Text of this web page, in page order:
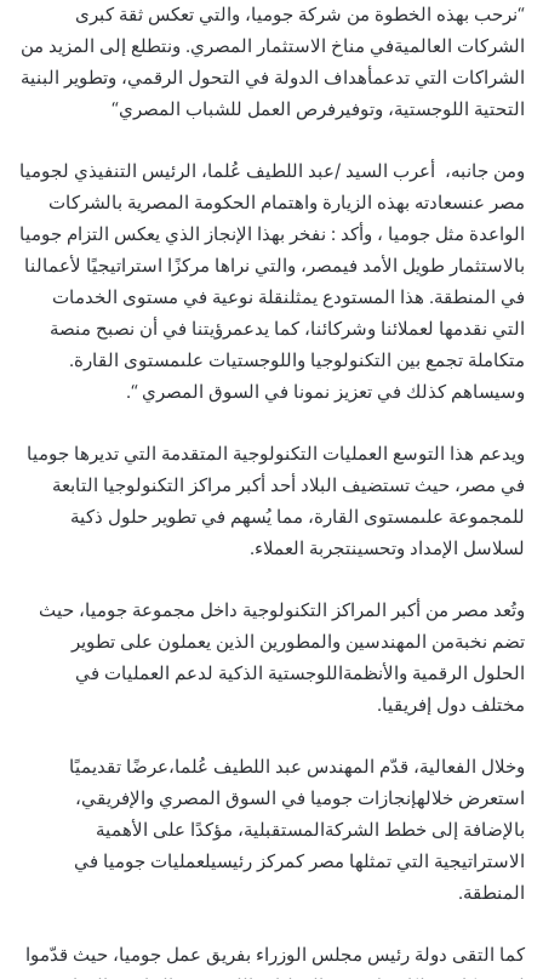
“نرحب بهذه الخطوة من شركة جوميا، والتي تعكس ثقة كبرى
الشركات العالميةفي مناخ الاستثمار المصري. ونتطلع إلى المزيد من
الشراكات التي تدعمأهداف الدولة في التحول الرقمي، وتطوير البنية
التحتية اللوجستية، وتوفير فرص العمل للشباب المصري“
ومن جانبه، أعرب السيد /عبد اللطيف علما، الرئيس التنفيذي لجوميا
مصر عنسعادته بهذه الزيارة واهتمام الحكومة المصرية بالشركات
الواعدة مثل جوميا ، وأكد : نفخر بهذا الإنجاز الذي يعكس التزام جوميا
بالاستثمار طويل الأمد فيمصر ، والتي نراها مركزا استراتيجيا لأعمالنا
في المنطقة. هذا المستودع يمثلنقلة نوعية في مستوى الخدمات
التي نقدمها لعملائنا وشركائنا،كما يدعمرؤيتنا في أن نصبح منصة
متكاملة تجمع بين التكنولوجيا واللوجستيات علىمستوى القارة.
وسيساهم كذلك في تعزيز نمونا في السوق المصري “.
ويدعم هذا التوسع العمليات التكنولوجية المتقدمة التي تديرها جوميا
في مصر ، حيث تستضيف البلاد أحد أكبر مراكز التكنولوجيا التابعة
للمجموعة علىمستوى القارة، مما يسهم في تطوير حلول ذكية
لسلاسل الإمداد وتحسينتجربة العملاء.
وتعد مصر من أكبر المراكز التكنولوجية داخل مجموعة جوميا، حيث
تضم نخبةمن المهندسين والمطورين الذين يعملون على تطوير
الحلول الرقمية والأنظمةاللوجستية الذكية لدعم العمليات في
مختلف دول إفريقيا.
وخلال الفعالية، قدم المهندس عبد اللطيف علما،عرضا تقديميا
استعرض خلالهإنجازات جوميا في السوق المصري والإفريقي،
بالإضافة إلى خطط الشركةالمستقبلية، مؤكدا على الأهمية
الاستراتيجية التي تمثلها مصر كمركز رئيسيلعمليات جوميا في
المنطقة.
كما التقى دولة رئيس مجلس الوزراء بفريق عمل جوميا، حيث قدموا